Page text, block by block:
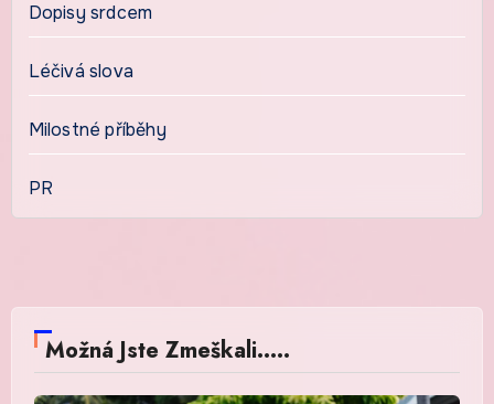
Dopisy srdcem
Léčivá slova
Milostné příběhy
PR
Možná Jste Zmeškali.....